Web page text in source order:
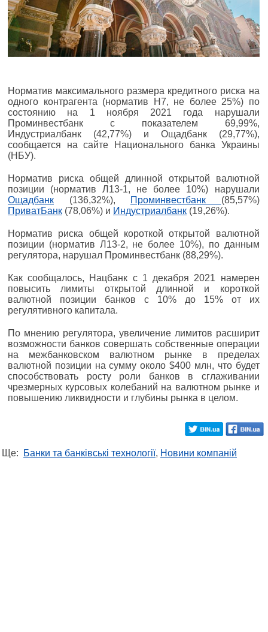
Норматив максимального размера кредитного риска на
одного контрагента (норматив Н7, не более 25%) по
состоянию на 1 ноября 2021 года нарушали
Проминвестбанк с показателем 69,99%,
Индустриалбанк (42,77%) и Ощадбанк (29,77%),
сообщается на сайте Национального банка Украины
(НБУ).
Норматив риска общей длинной открытой валютной
позиции (норматив Л13-1, не более 10%) нарушали
Ощадбанк (136,32%), Проминвестбанк (85,57%)
ПриватБанк (78,06%) и Индустриалбанк (19,26%).
Норматив риска общей короткой открытой валютной
позиции (норматив Л13-2, не более 10%), по данным
регулятора, нарушал Проминвестбанк (88,29%).
Как сообщалось, Нацбанк с 1 декабря 2021 намерен
повысить лимиты открытой длинной и короткой
валютной позиции банков с 10% до 15% от их
регулятивного капитала.
По мнению регулятора, увеличение лимитов расширит
возможности банков совершать собственные операции
на межбанковском валютном рынке в пределах
валютной позиции на сумму около $400 млн, что будет
способствовать росту роли банков в сглаживании
чрезмерных курсовых колебаний на валютном рынке и
повышению ликвидности и глубины рынка в целом.
Ще: Банки та банківські технології, Новини компаній